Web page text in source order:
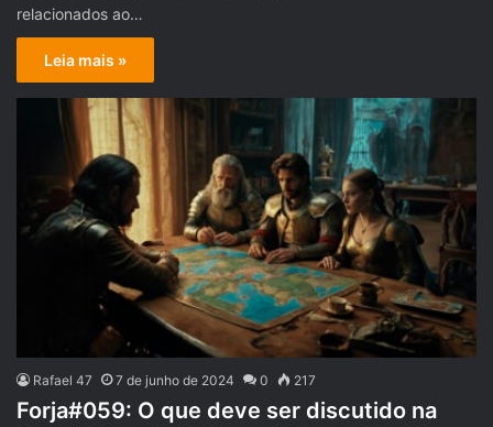
relacionados ao…
Leia mais »
Rafael 47 7 de junho de 2024 0 217
Forja#059: O que deve ser discutido na